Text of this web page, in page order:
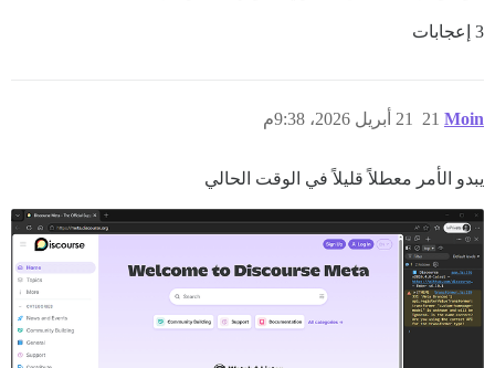
3 إعجابات
Moin 21 أبريل 2026، 9:38م 21
يبدو الأمر معطلاً قليلاً في الوقت الحالي